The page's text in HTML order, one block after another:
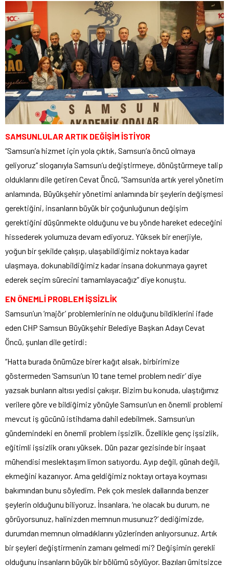
SAMSUNLULAR ARTIK DEĞİŞİM İSTİYOR
“Samsun’a hizmet için yola çıktık, Samsun’a öncü olmaya
geliyoruz” sloganıyla Samsun’u değiştirmeye, dönüştürmeye talip
olduklarını dile getiren Cevat Öncü, “Samsun’da artık yerel yönetim
anlamında, Büyükşehir yönetimi anlamında bir şeylerin değişmesi
gerektiğini, insanların büyük bir çoğunluğunun değişim
gerektiğini düşünmekte olduğunu ve bu yönde hareket edeceğini
hissederek yolumuza devam ediyoruz. Yüksek bir enerjiyle,
yoğun bir şekilde çalışıp, ulaşabildiğimiz noktaya kadar
ulaşmaya, dokunabildiğimiz kadar insana dokunmaya gayret
ederek seçim sürecini tamamlayacağız” diye konuştu.
EN ÖNEMLİ PROBLEM İŞSİZLİK
Samsun’un ‘majör’ problemlerinin ne olduğunu bildiklerini ifade
eden CHP Samsun Büyükşehir Belediye Başkan Adayı Cevat
Öncü, şunları dile getirdi:
“Hatta burada önümüze birer kağıt alsak, birbirimize
göstermeden ‘Samsun’un 10 tane temel problem nedir’ diye
yazsak bunların altısı yedisi çakışır. Bizim bu konuda, ulaştığımız
verilere göre ve bildiğimiz yönüyle Samsun’un en önemli problemi
mevcut iş gücünü istihdama dahil edebilmek. Samsun’un
gündemindeki en önemli problem işsizlik. Özellikle genç işsizlik,
eğitimli işsizlik oranı yüksek. Dün pazar gezisinde bir inşaat
mühendisi meslektaşım limon satıyordu. Ayıp değil, günah değil,
ekmeğini kazanıyor. Ama geldiğimiz noktayı ortaya koyması
bakımından bunu söyledim. Pek çok meslek dallarında benzer
şeylerin olduğunu biliyoruz. İnsanlara, ‘ne olacak bu durum, ne
görüyorsunuz, halinizden memnun musunuz?’ dediğimizde,
durumdan memnun olmadıklarını yüzlerinden anlıyorsunuz. Artık
bir şeyleri değiştirmenin zamanı gelmedi mi? Değişimin gerekli
olduğunu insanların büyük bir bölümü söylüyor. Bazıları ümitsizce